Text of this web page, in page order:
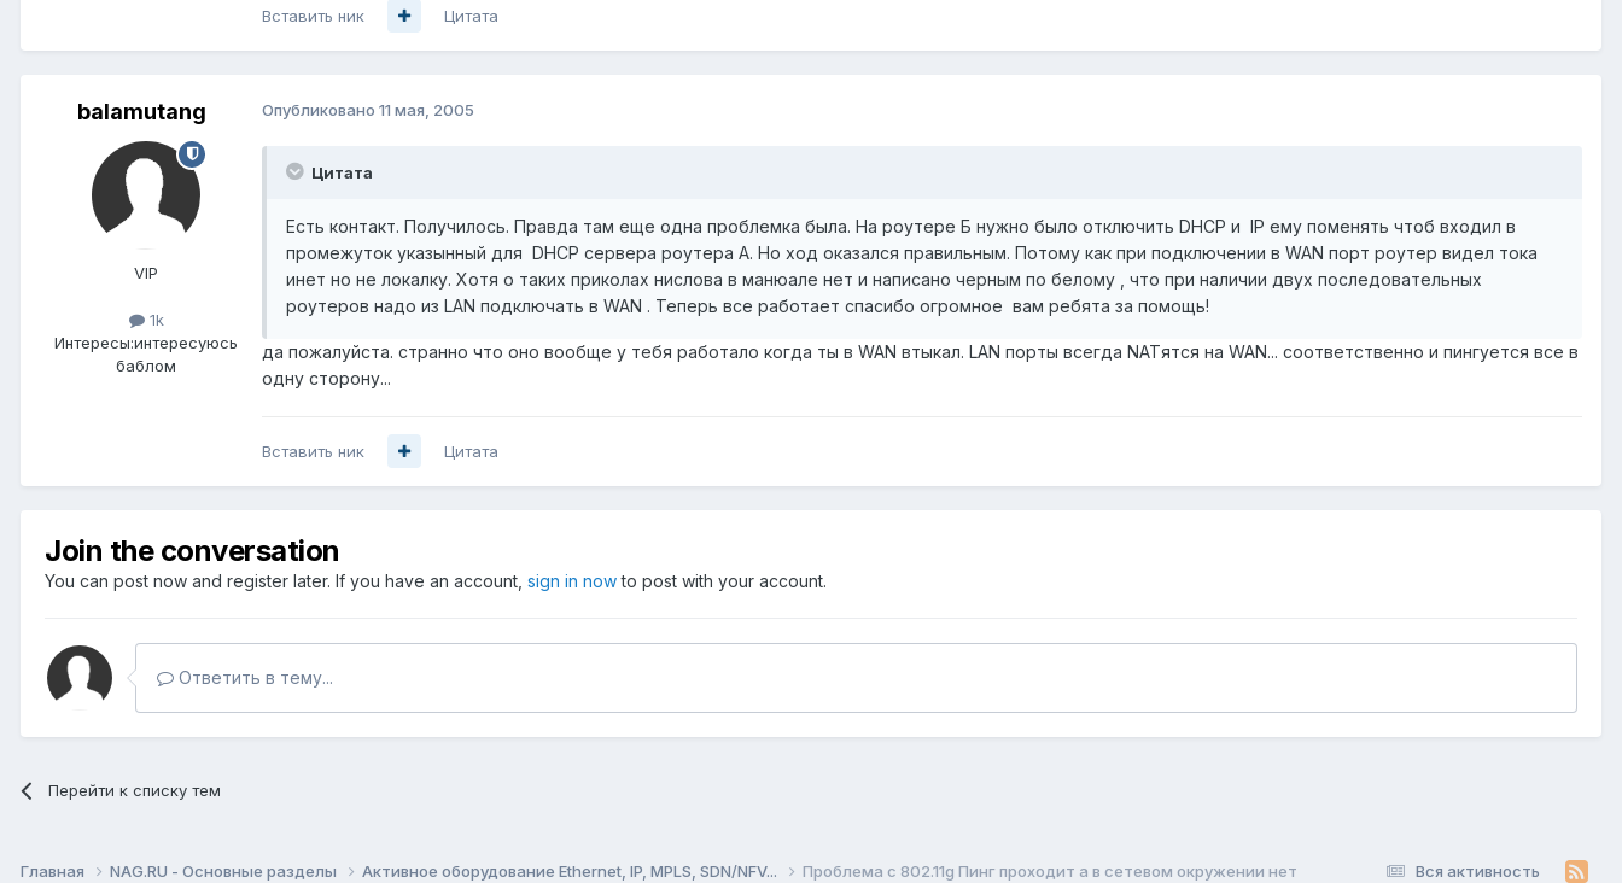
Вставить ник Цитата
balamutang
VIP
1k
Интересы:интересуюсь
баблом
Опубликовано 11 мая, 2005
Цитата
Есть контакт. Получилось. Правда там еще одна проблемка была. На роутере Б нужно было отключить DHCP и IP ему поменять чтоб входил в
промежуток указынный для DHCP сервера роутера А. Но ход оказался правильным. Потому как при подключении в WAN порт роутер видел тока
инет но не локалку. Хотя о таких приколах нислова в манюале нет и написано черным по белому , что при наличии двух последовательных
роутеров надо из LAN подключать в WAN . Теперь все работает спасибо огромное вам ребята за помощь!
да пожалуйста. странно что оно вообще у тебя работало когда ты в WAN втыкал. LAN порты всегда NATятся на WAN... соответственно и пингуется все в
одну сторону...
Вставить ник Цитата
Join the conversation
You can post now and register later. If you have an account, sign in nowto post with your account.
Ответить в тему...
Перейти к списку тем
Вся активность
Главная NAG.RU - Основные разделы Активное оборудование Ethernet, IP, MPLS, SDN/NFV... Проблема с 802.11g Пинг проходит а в сетевом окружении нет